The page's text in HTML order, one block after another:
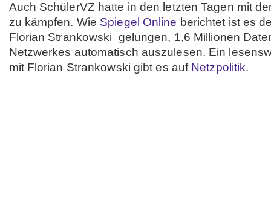
Auch SchülerVZ hatte in den letzten Tagen mit
zu kämpfen. Wie Spiegel Online berichtet ist es
Florian Strankowski gelungen, 1,6 Millionen
Netzwerkes automatisch auszulesen. Ein
mit Florian Strankowski gibt es auf Netzpolitik.